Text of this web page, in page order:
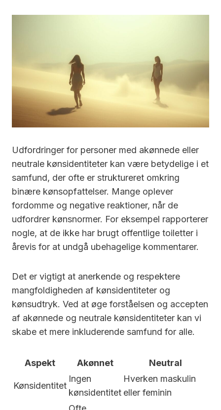
Udfordringer for personer med akønnede eller
neutrale kønsidentiteter kan være betydelige i et
samfund, der ofte er struktureret omkring
binære kønsopfattelser. Mange oplever
fordomme og negative reaktioner, når de
udfordrer kønsnormer. For eksempel rapporterer
nogle, at de ikke har brugt offentlige toiletter i
årevis for at undgå ubehagelige kommentarer.
Det er vigtigt at anerkende og respektere
mangfoldigheden af kønsidentiteter og
kønsudtryk. Ved at øge forståelsen og accepten
af akønnede og neutrale kønsidentiteter kan vi
skabe et mere inkluderende samfund for alle.
Aspekt Akønnet Neutral
Kønsidentitet
Ingen
kønsidentitet
Hverken maskulin
eller feminin